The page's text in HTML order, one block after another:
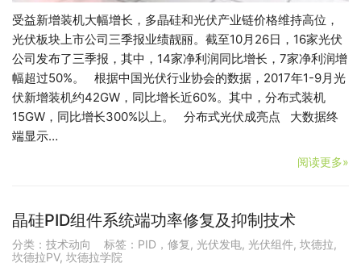
受益新增装机大幅增长，多晶硅和光伏产业链价格维持高位，
光伏板块上市公司三季报业绩靓丽。截至10月26日，16家光伏
公司发布了三季报，其中，14家净利润同比增长，7家净利润增
幅超过50%。 根据中国光伏行业协会的数据，2017年1-9月光
伏新增装机约42GW，同比增长近60%。其中，分布式装机
15GW，同比增长300%以上。 分布式光伏成亮点 大数据终
端显示…
阅读更多»
晶硅PID组件系统端功率修复及抑制技术
分类： 技术动向 标签： PID，修复 , 光伏发电, 光伏组件, 坎德拉,
坎德拉PV, 坎德拉学院